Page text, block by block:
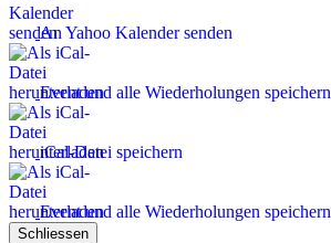
An Yahoo Kalender senden
Event und alle Wiederholungen speichern
iCal-Datei speichern
Event und alle Wiederholungen speichern
Schliessen